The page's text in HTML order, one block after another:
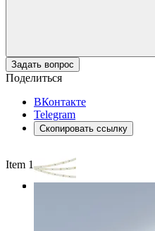
Задать вопрос
Поделиться
ВКонтакте
Telegram
Скопировать ссылку
Item 1 of 3